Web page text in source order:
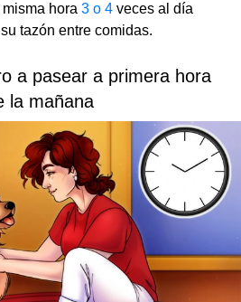
hora 3 o 4 veces al día
tazón entre comidas.
a pasear a primera hora
la mañana